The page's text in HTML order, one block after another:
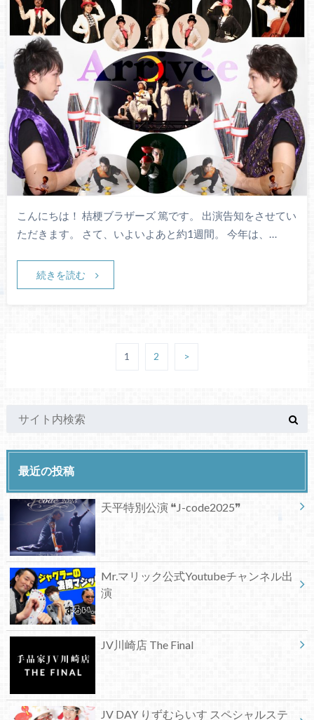
こんにちは！ 桔梗ブラザーズ 篤です。 出演告知をさせてい
ただきます。 さて、いよいよあと約1週間。 今年は、…
続きを読む
1 2 >
最近の投稿
天平特別公演 ❝J-code2025❞
Mr.マリック公式Youtubeチャンネル出
演
JV川崎店 The Final
JV DAY りずむらいす スペシャルステ